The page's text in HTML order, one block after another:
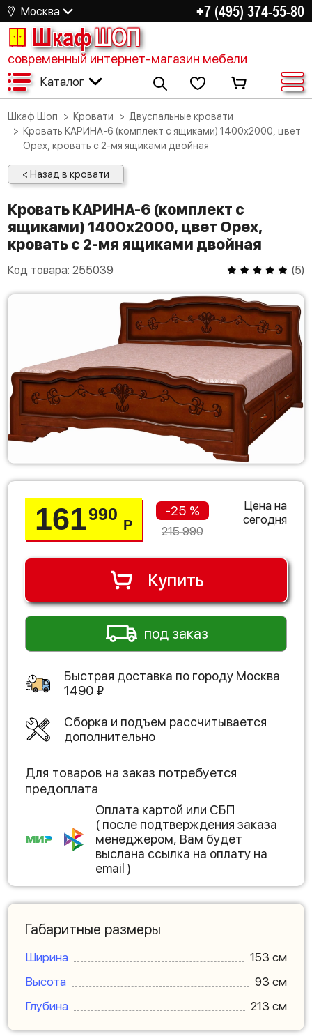
Москва +7 (495) 374-55-80
ШкафШОП
современный интернет-магазин мебели
Каталог
Шкаф Шоп Кровати
Двуспальные кровати
Кровать КАРИНА-6 (комплект с ящиками) 1400х2000, цвет
Орех, кровать с 2-мя ящиками двойная
< Назад в кровати
Кровать КАРИНА-6 (комплект с
ящиками) 1400х2000, цвет Орех,
кровать с 2-мя ящиками двойная
Код товара: 255039 (5)
161990
Р
-25 %
215 990
Цена на
сегодня
Купить
под заказ
Быстрая доставка по городу Москва
1490 ₽
Сборка и подъем рассчитывается
дополнительно
Для товаров на заказ потребуется
предоплата
Оплата картой или СБП
( после подтверждения заказа
менеджером, Вам будет
выслана ссылка на оплату на
email )
Габаритные размеры
Ширина
153 см
Высота
93 см
Глубина
213 см